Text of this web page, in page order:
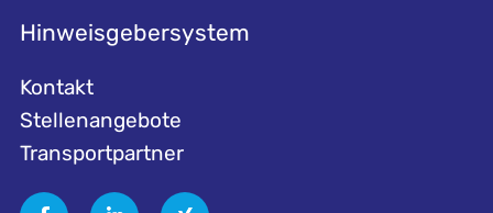
Hinweisgebersystem
Kontakt
Stellenangebote
Transportpartner